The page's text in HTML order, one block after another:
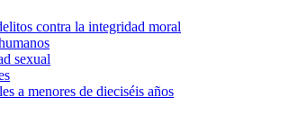
contra la integridad moral
sexual
a menores de dieciséis años